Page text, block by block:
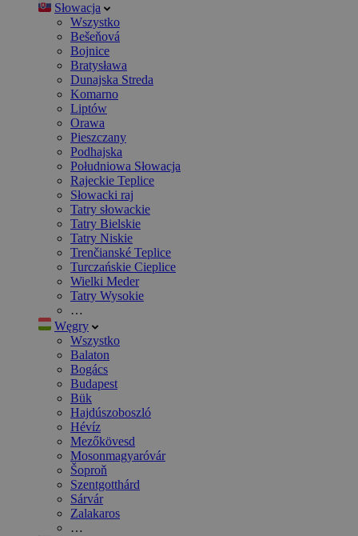
Słowacja
Wszystko
Bešeňová
Bojnice
Bratysława
Dunajska Streda
Komarno
Liptów
Orawa
Pieszczany
Podhajska
Południowa Słowacja
Rajeckie Teplice
Słowacki raj
Tatry słowackie
Tatry Bielskie
Tatry Niskie
Trenčianské Teplice
Turczańskie Cieplice
Wielki Meder
Tatry Wysokie
…
Węgry
Wszystko
Balaton
Bogács
Budapest
Bük
Hajdúszoboszló
Hévíz
Mezőkövesd
Mosonmagyaróvár
Šoproň
Szentgotthárd
Sárvár
Zalakaros
…